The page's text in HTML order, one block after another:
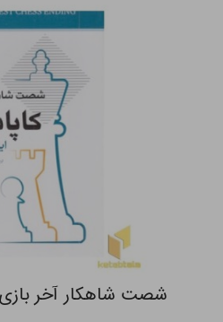
شصت شاهکار آخر بازی-